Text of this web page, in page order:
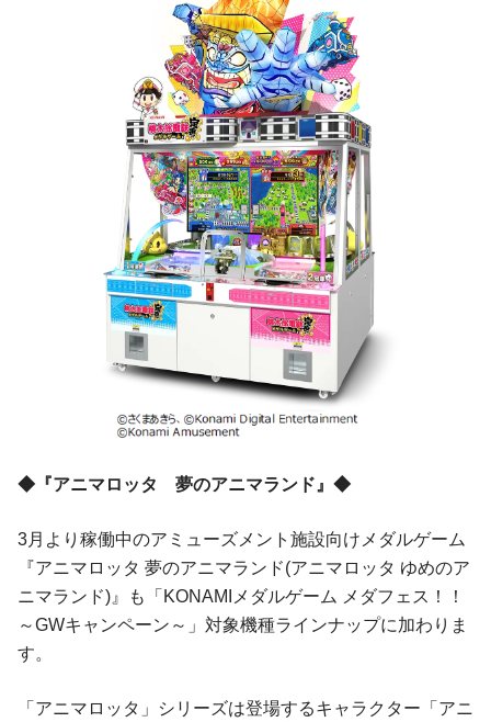
◆『アニマロッタ 夢のアニマランド』◆
3月より稼働中のアミューズメント施設向けメダルゲーム
『アニマロッタ 夢のアニマランド(アニマロッタ ゆめのア
ニマランド)』も「KONAMIメダルゲーム メダフェス！！
～GWキャンペーン～」対象機種ラインナップに加わりま
す。
「アニマロッタ」シリーズは登場するキャラクター「アニ